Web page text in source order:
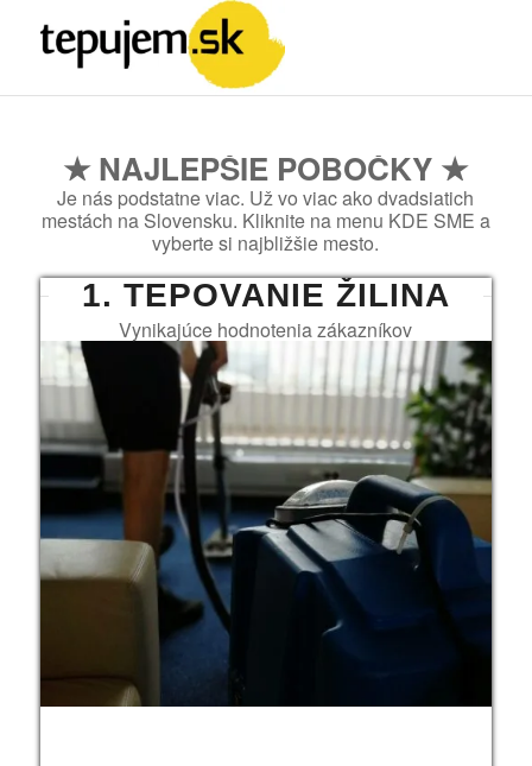
★ NAJLEPŠIE POBOČKY ★
Je nás podstatne viac. Už vo viac ako dvadsiatich
mestách na Slovensku. Kliknite na menu KDE SME a
vyberte si najbližšie mesto.
1. TEPOVANIE ŽILINA
Vynikajúce hodnotenia zákazníkov